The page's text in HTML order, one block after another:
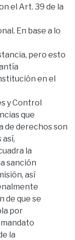
el Art. 39 de la
En base a lo
pero esto
en el
y Control
que
de derechos son
la
sanción
así
de que se
por
la